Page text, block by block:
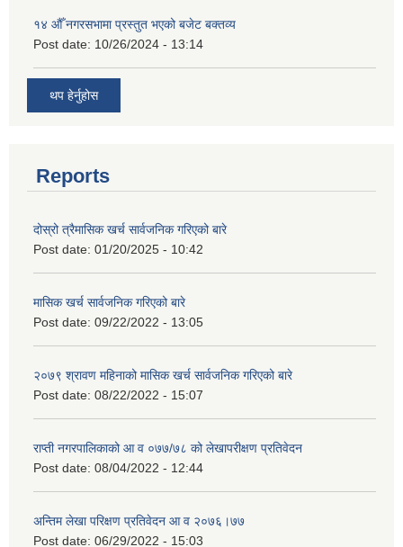
१४ औँ नगरसभामा प्रस्तुत भएको बजेट बक्तव्य
Post date: 10/26/2024 - 13:14
थप हेर्नुहोस
Reports
दोस्रो त्रैमासिक खर्च सार्वजनिक गरिएको बारे
Post date: 01/20/2025 - 10:42
मासिक खर्च सार्वजनिक गरिएको बारे
Post date: 09/22/2022 - 13:05
२०७९ श्रावण महिनाको मासिक खर्च सार्वजनिक गरिएको बारे
Post date: 08/22/2022 - 15:07
राप्ती नगरपालिकाको आ व ०७७/७८ को लेखापरीक्षण प्रतिवेदन
Post date: 08/04/2022 - 12:44
अन्तिम लेखा परिक्षण प्रतिवेदन आ व २०७६।७७
Post date: 06/29/2022 - 15:03